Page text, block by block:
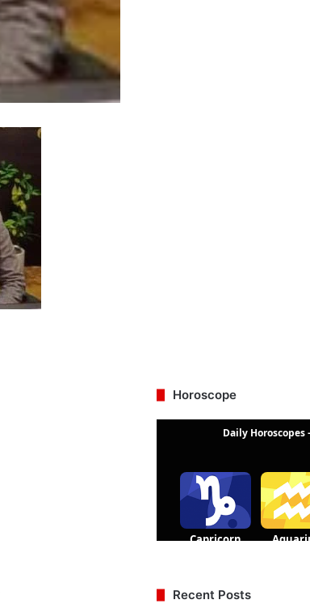
Horoscope
Recent Posts